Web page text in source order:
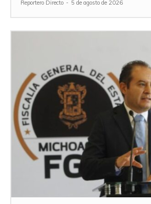
Reportero Directo - 5 de agosto de 2026